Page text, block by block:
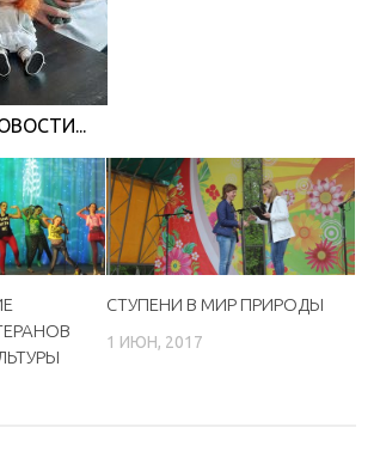
«Молодость»
«Октябрь»
городской историко-художественный
и отдыха им. И.В. Коротеева
СТУПЕНИ В МИР ПРИРОДЫ
1 ИЮН, 2017